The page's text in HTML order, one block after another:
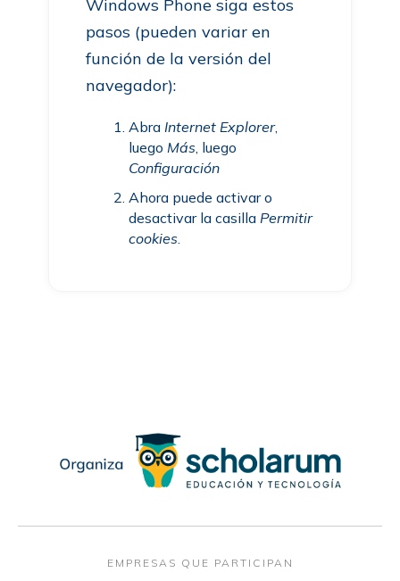
Windows Phone siga estos
pasos (pueden variar en
función de la versión del
navegador):
AbraInternet Explorer,
luegoMás, luego
Configuración
Ahora puede activar o
desactivar la casillaPermitir
cookies.
EMPRESAS QUE PARTICIPAN